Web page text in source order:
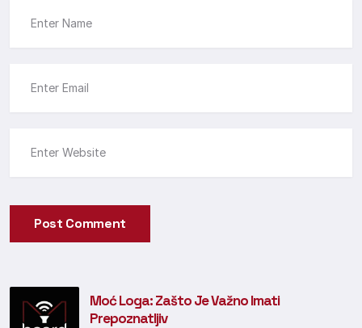
Post Comment
Moć Loga: Zašto Je Važno Imati
Prepoznatljiv